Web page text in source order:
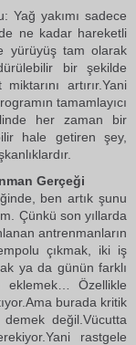
Yağ yakımı sadece
ne kadar hareketli
yürüyüş tam olarak
bir şekilde
artırır.Yani
tamamlayıcı
her zaman bir
hale getiren şey,
Gerçeği
ben artık şunu
Çünkü son yıllarda
antrenmanların
çıkmak, iki iş
ya da günün farklı
eklemek… Özellikle
burada kritik
değil.Vücutta
rastgele